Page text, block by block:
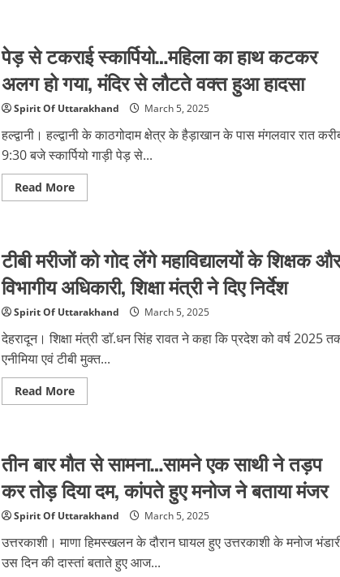
फिर
बाइक
सवार
दबंगों
ने
युवक
पर
चलाई
गोली,
भीड़
इकट्ठा
होने
पर
भागे
पेड़ से टकराई स्कार्पियो…महिला का हाथ कटकर
अलग हो गया, मंदिर से लौटते वक्त हुआ हादसा
Spirit Of Uttarakhand March 5, 2025
हल्द्वानी। हल्द्वानी के काठगोदाम क्षेत्र के हैड़ाखान के पास मंगलवार रात
9:30 बजे स्कार्पियो गाड़ी पेड़ से...
Read MoreRead
more
स्कार्पियो…
महिला
का
हाथ
अलग
गया,
मंदिर
से
लौटते
वक्त
हुआ
हादसा
टीबी मरीजों को गोद लेंगे महाविद्यालयों के शिक्षक और
विभागीय अधिकारी, शिक्षा मंत्री ने दिए निर्देश
Spirit Of Uttarakhand March 5, 2025
देहरादून। शिक्षा मंत्री डाॅ.धन सिंह रावत ने कहा कि प्रदेश को वर्ष 2025
एनीमिया एवं टीबी मुक्त...
Read MoreRead
more
गोद
लेंगे
महाविद्यालयों
के
शिक्षक
और
अधिकारी,
शिक्षा
मंत्री
ने
तीन बार मौत से सामना…सामने एक साथी ने तड़प
कर तोड़ दिया दम, कांपते हुए मनोज ने बताया मंजर
Spirit Of Uttarakhand March 5, 2025
उत्तरकाशी। माणा हिमस्खलन के दौरान घायल हुए उत्तरकाशी के मनोज
उस दिन की दास्तां बताते हुए आज...